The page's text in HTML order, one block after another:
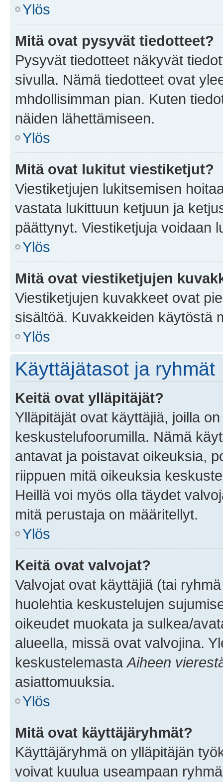
Ylös
Mitä ovat pysyvät tiedotteet?
Pysyvät tiedotteet näkyvät
sivulla. Nämä tiedotteet ovat
mhdollisimman pian. Kuten
näiden lähettämiseen.
Ylös
Mitä ovat lukitut viestiketjut?
Viestiketjujen lukitsemisen
vastata lukittuun ketjuun ja
päättynyt. Viestiketjuja voidaan
Ylös
Mitä ovat viestiketjujen
Viestiketjujen kuvakkeet ovat
sisältöä. Kuvakkeiden käytöstä
Ylös
Käyttäjätasot ja ryhmät
Keitä ovat ylläpitäjät?
Ylläpitäjät ovat käyttäjiä, joilla
keskustelufoorumilla. Nämä
antavat ja poistavat oikeuksia,
riippuen mitä oikeuksia
Heillä voi myös olla täydet
mitä perustaja on määritellyt.
Ylös
Keitä ovat valvojat?
Valvojat ovat käyttäjiä (tai
huolehtia keskustelujen
oikeudet muokata ja sulkea/
alueella, missä ovat valvojina.
keskustelemasta Aiheen
asiattomuuksia.
Ylös
Mitä ovat käyttäjäryhmät?
Käyttäjäryhmä on ylläpitäjän
voivat kuulua useampaan